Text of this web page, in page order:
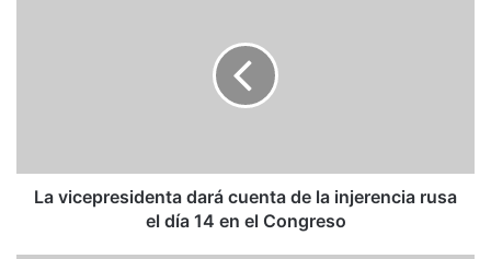
el
La vicepresidenta dará cuenta de la injerencia rusa
el día 14 en el Congreso